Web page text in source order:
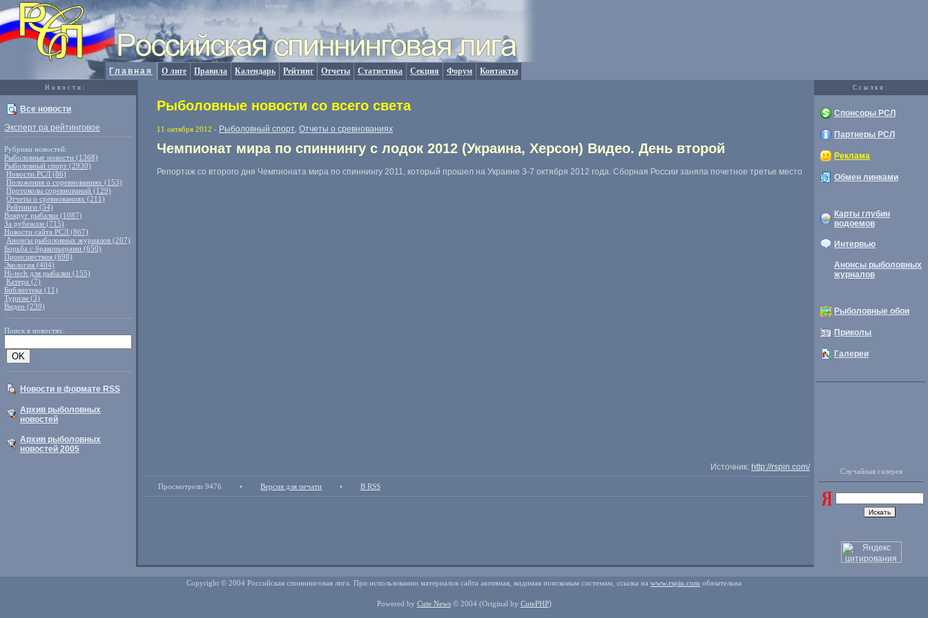
Главная О лиге Правила Календарь Рейтинг Отчеты Статистика Секция Форум Контакты
Новости: Cсылки:
Все новости
Эксперт ра рейтинговое
Рубрики новостей:
Рыболовные новости (1368)
Рыболовный спорт (2930)
Новости РСЛ (86)
Положения о соревнованиях (153)
Протоколы соревнований (129)
Отчеты о сревнованиях (211)
Рейтинги (54)
Вокруг рыбалки (1087)
За рубежом (715)
Новости сайта РСЛ (867)
Анонсы рыболовных журналов (207)
Борьба с браконьерами (650)
Происшествия (698)
Экология (404)
Hi-tech для рыбалки (155)
Катера (7)
Библиотека (11)
Туризм (3)
Видео (239)
Поиск в новостях:
Новости в формате RSS
Архив рыболовных
новостей
Архив рыболовных
новостей 2005
Рыболовные новости со всего света
11 октября 2012 - Рыболовный спорт Отчеты о сревнованиях
Чемпионат мира по спиннингу с лодок 2012 (Украина, Херсон) Видео. День второй
Репортаж со второго дня Чемпионата мира по спиннингу 2011, который прошел на Украине 3-7 октября 2012 года. Сборная России заняла почетное третье место
Источник: http://rspin.com/
Просмотрели 9476 • Версия для печати • В RSS
Спонсоры РСЛ
Партнеры РСЛ
Реклама
Обмен линками
Карты глубин
водоемов
Интервью
Анонсы рыболовных
журналов
Рыболовные обои
Приколы
Галереи
Случайная галерея
Copyright © 2004 Российская спиннинговая лига. При использовании материалов сайта активная, видимая поисковым системам, ссылка на www.rspin.com обязательна
Powered by Cute News© 2004 (Original by CutePHP)